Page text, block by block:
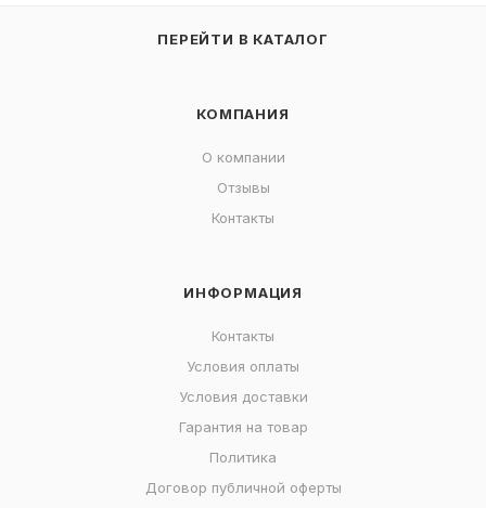
ПЕРЕЙТИ В КАТАЛОГ
КОМПАНИЯ
О компании
Отзывы
Контакты
ИНФОРМАЦИЯ
Контакты
Условия оплаты
Условия доставки
Гарантия на товар
Политика
Договор публичной оферты